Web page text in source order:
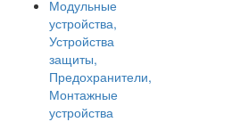
Модульные
устройства,
Устройства
защиты,
Предохранители,
Монтажные
устройства